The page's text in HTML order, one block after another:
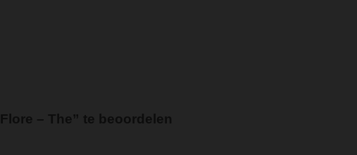
– The” te beoordelen